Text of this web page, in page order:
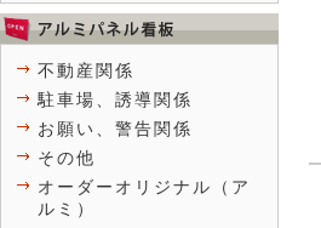
不動産関係
駐車場、誘導関係
お願い、警告関係
その他
オーダーオリジナル（ア
ルミ）